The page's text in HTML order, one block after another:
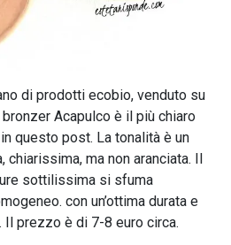
di prodotti ecobio, venduto su
Acapulco è il più chiaro
questo post. La tonalità è un
chiarissima, ma non aranciata. Il
sottilissima si sfuma
con un’ottima durata e
prezzo è di 7-8 euro circa.